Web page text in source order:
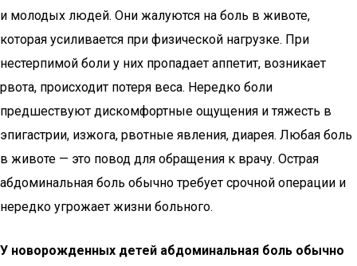
и молодых людей. Они жалуются на боль в животе,
которая усиливается при физической нагрузке. При
нестерпимой боли у них пропадает аппетит, возникает
рвота, происходит потеря веса. Нередко боли
предшествуют дискомфортные ощущения и тяжесть в
эпигастрии, изжога, рвотные явления, диарея. Любая боль
в животе — это повод для обращения к врачу. Острая
абдоминальная боль обычно требует срочной операции и
нередко угрожает жизни больного.
У новорожденных детей абдоминальная боль обычно